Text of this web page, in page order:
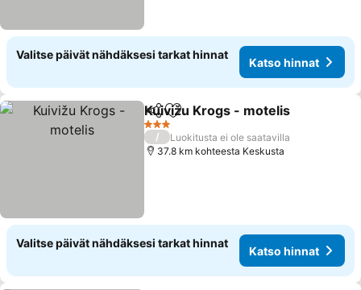
Valitse päivät nähdäksesi tarkat hinnat
Katso hinnat
Jaa Lisää suosikkeihin
Kuivižu Krogs - motelis
3 Tähtiluokitus
/
Luokitusta ei ole saatavilla
37.8 km kohteesta Keskusta
Valitse päivät nähdäksesi tarkat hinnat
Katso hinnat